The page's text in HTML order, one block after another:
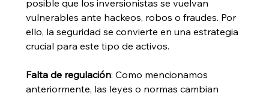
posible que los inversionistas se vuelvan
vulnerables ante hackeos, robos o fraudes. Por
ello, la seguridad se convierte en una estrategia
crucial para este tipo de activos.
Falta de regulación: Como mencionamos
anteriormente, las leyes o normas cambian